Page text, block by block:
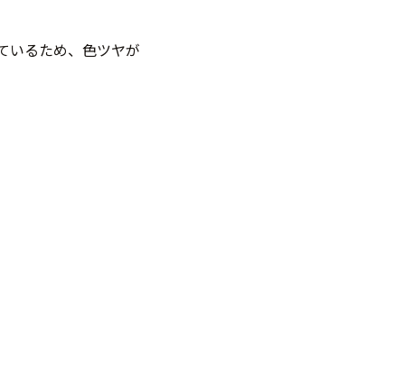
いるため、色ツヤが